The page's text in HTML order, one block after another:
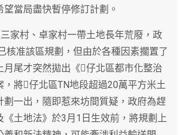
當局盡快暫停修訂計劃。
家村、卓家村一帶土地長年荒廢，政
核准該區規劃，但由於各種因素擱置了
月尾才突然拋出《仔北區都市化整治
，將仔北區TN地段超過20萬平方米土
劃一出，隨即惹來坊間質疑，政府為趕
《土地法》於3月1日生效前，將規劃上